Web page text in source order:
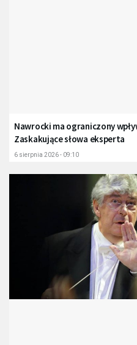
Nawrocki ma ograniczony
Zaskakujące słowa eksperta
6 sierpnia 2026 - 09:10